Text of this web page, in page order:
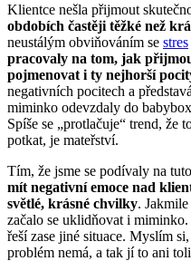
Klientce nešla přijmout
obdobích častěji těžké než
neustálým obviňováním se stres
pracovaly na tom, jak
pojmenovat i ty nejhorší
negativních pocitech a
miminko odevzdaly do
Spíše se „protlačuje“ trend, že
potkat, je mateřství.
Tím, že jsme se podívaly na
mít negativní emoce nad
světlé, krásné chvilky.
začalo se uklidňovat i
řeší zase jiné situace. Myslím
problém nemá, a tak jí to ani